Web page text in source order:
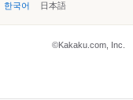
한국어 日本語
©Kakaku.com, Inc.